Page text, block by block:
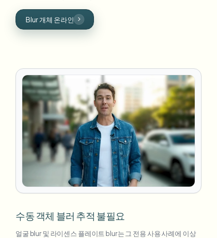
Blur 개체 온라인
수동 객체 블러 추적 불필요
얼굴 blur 및 라이센스 플레이트 blur는 그 전용 사용 사례에 이상